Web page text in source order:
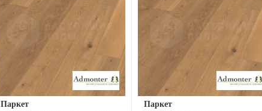
Паркет Паркет